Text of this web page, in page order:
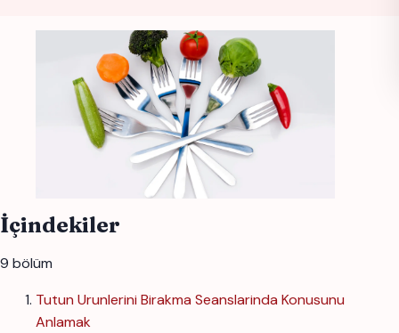
İçindekiler
9 bölüm
Tutun Urunlerini Birakma Seanslarinda Konusunu
Anlamak